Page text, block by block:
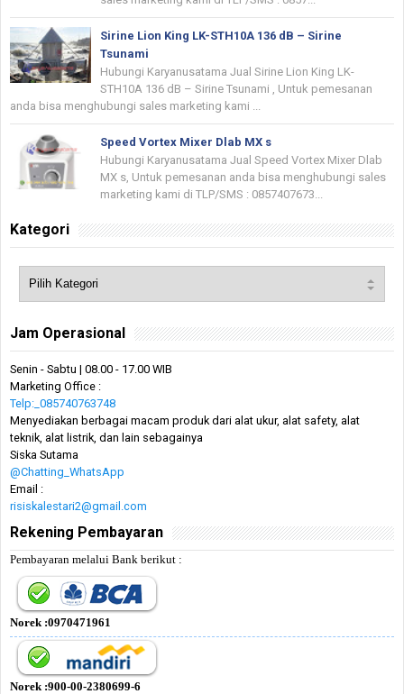
Sirine Lion King LK-STH10A 136 dB – Sirine
Tsunami
Hubungi Karyanusatama Jual Sirine Lion King LK-
STH10A 136 dB – Sirine Tsunami , Untuk pemesanan
anda bisa menghubungi sales marketing kami ...
Speed Vortex Mixer Dlab MX s
Hubungi Karyanusatama Jual Speed Vortex Mixer Dlab
MX s, Untuk pemesanan anda bisa menghubungi sales
marketing kami di TLP/SMS : 0857407673...
Kategori
Jam Operasional
Senin - Sabtu | 08.00 - 17.00 WIB
Marketing Office :
Telp:_085740763748
Menyediakan berbagai macam produk dari alat ukur, alat safety, alat
teknik, alat listrik, dan lain sebagainya
Siska Sutama
@Chatting_WhatsApp
Email :
risiskalestari2@gmail.com
Rekening Pembayaran
Pembayaran melalui Bank berikut :
Norek :0970471961
Norek :900-00-2380699-6